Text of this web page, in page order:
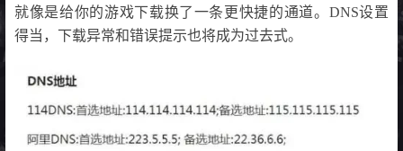
就像是给你的游戏下载换了一条更快捷的通道。DNS设置
得当，下载异常和错误提示也将成为过去式。